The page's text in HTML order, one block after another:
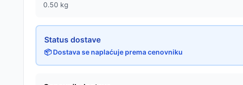
0.50 kg
Status dostave
📦 Dostava se naplaćuje prema cenovniku